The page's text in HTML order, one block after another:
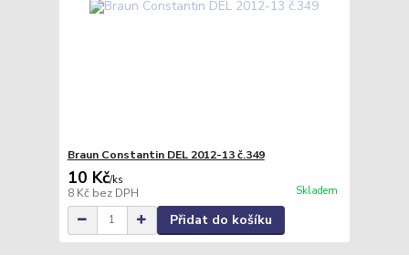
Braun Constantin DEL 2012-13 č.349
10 Kč/ks
8 Kč bez DPH Skladem
Přidat do košíku